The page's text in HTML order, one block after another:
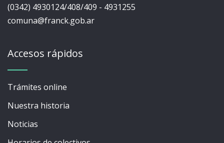
(0342) 4930124/408/409 - 4931255
comuna@franck.gob.ar
Accesos rápidos
Trámites online
Nuestra historia
Noticias